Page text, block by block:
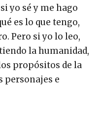
yo sé y me hago
es lo que tengo,
Pero si yo lo leo,
la humanidad,
propósitos de la
personajes e